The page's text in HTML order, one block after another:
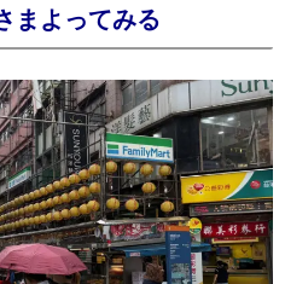
まよってみる